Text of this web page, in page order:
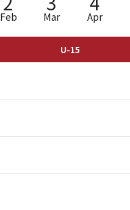
Feb Mar Apr
U-15